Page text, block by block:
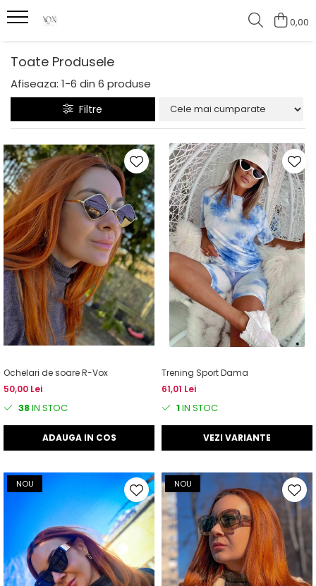
0,00
Toate Produsele
Afiseaza: 1-6 din 6 produse
Filtre
Ochelari de soare R-Vox
50,00 Lei
38IN STOC
ADAUGA IN COS
Trening Sport Dama
61,01 Lei
1IN STOC
VEZI VARIANTE
NOU NOU